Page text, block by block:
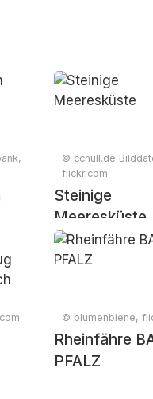
© ccnull.de
flickr.com
Steinige
Meeresküste
© blumenbiene,
Rheinfähre
PFALZ